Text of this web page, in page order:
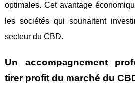
optimales. Cet avantage
les sociétés qui souhaitent
secteur du CBD.
Un accompagnement
tirer profit du marché du